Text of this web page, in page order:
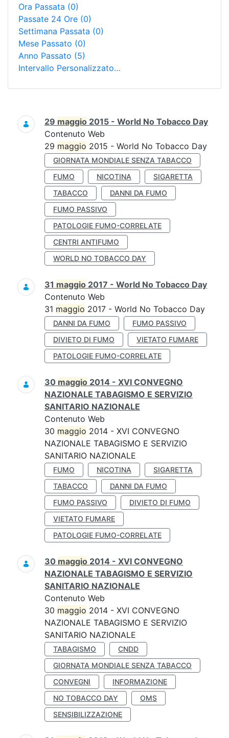
Ora Passata (0)
Passate 24 Ore (0)
Settimana Passata (0)
Mese Passato (0)
Anno Passato (5)
Intervallo Personalizzato…
Ricerca
29 maggio 2015 - World No Tobacco Day
Contenuto Web
29 maggio 2015 - World No Tobacco Day
GIORNATA MONDIALE SENZA TABACCO
FUMO
NICOTINA
SIGARETTA
TABACCO
DANNI DA FUMO
FUMO PASSIVO
PATOLOGIE FUMO-CORRELATE
CENTRI ANTIFUMO
WORLD NO TOBACCO DAY
31 maggio 2017 - World No Tobacco Day
Contenuto Web
31 maggio 2017 - World No Tobacco Day
DANNI DA FUMO
FUMO PASSIVO
DIVIETO DI FUMO
VIETATO FUMARE
PATOLOGIE FUMO-CORRELATE
30 maggio 2014 - XVI CONVEGNO
NAZIONALE TABAGISMO E SERVIZIO
SANITARIO NAZIONALE
Contenuto Web
30 maggio 2014 - XVI CONVEGNO
NAZIONALE TABAGISMO E SERVIZIO
SANITARIO NAZIONALE
FUMO NICOTINA
SIGARETTA
TABACCO
DANNI DA FUMO
FUMO PASSIVO
DIVIETO DI FUMO
VIETATO FUMARE
PATOLOGIE FUMO-CORRELATE
30 maggio 2014 - XVI CONVEGNO
NAZIONALE TABAGISMO E SERVIZIO
SANITARIO NAZIONALE
Contenuto Web
30 maggio 2014 - XVI CONVEGNO
NAZIONALE TABAGISMO E SERVIZIO
SANITARIO NAZIONALE
TABAGISMO
CNDD
GIORNATA MONDIALE SENZA TABACCO
CONVEGNI
INFORMAZIONE
NO TOBACCO DAY
OMS
SENSIBILIZZAZIONE